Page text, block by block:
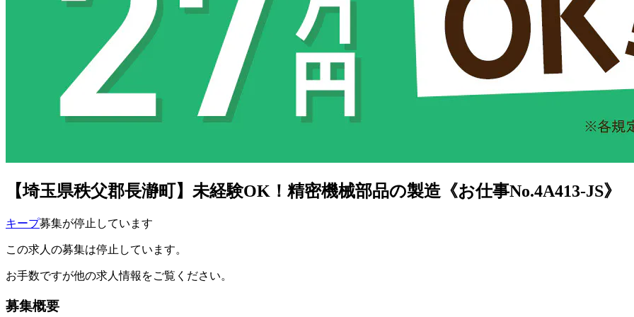
【埼玉県秩父郡長瀞町】未経験OK！精密機械部品の製造《お仕事No.4A413-JS》
キープ募集が停止しています
この求人の募集は停止しています。
お手数ですが他の求人情報をご覧ください。
募集概要